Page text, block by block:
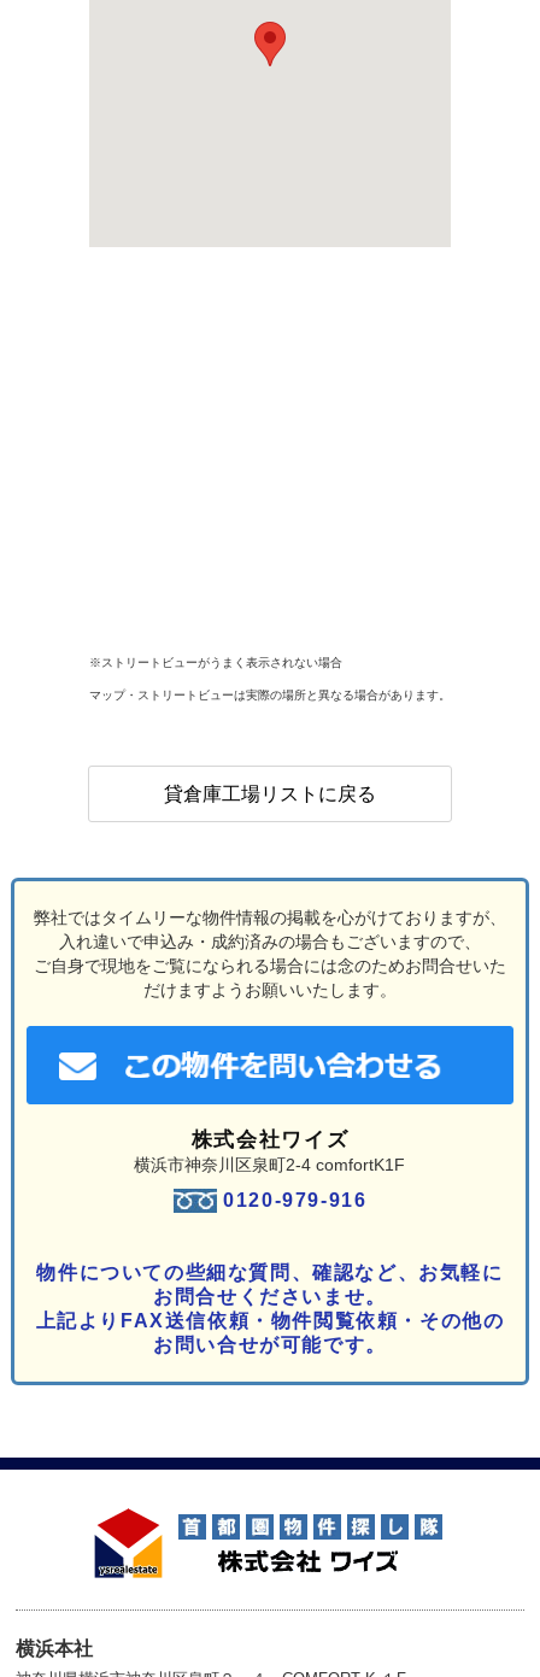
※ストリートビューがうまく表示されない場合
マップ・ストリートビューは実際の場所と異なる場合があります。
貸倉庫工場リストに戻る
弊社ではタイムリーな物件情報の掲載を心がけておりますが、
入れ違いで申込み・成約済みの場合もございますので、
ご自身で現地をご覧になられる場合には念のためお問合せいた
だけますようお願いいたします。
株式会社ワイズ
横浜市神奈川区泉町2-4 comfortK1F
0120-979-916
物件についての些細な質問、確認など、お気軽に
お問合せくださいませ。
上記よりFAX送信依頼・物件閲覧依頼・その他の
お問い合せが可能です。
横浜本社